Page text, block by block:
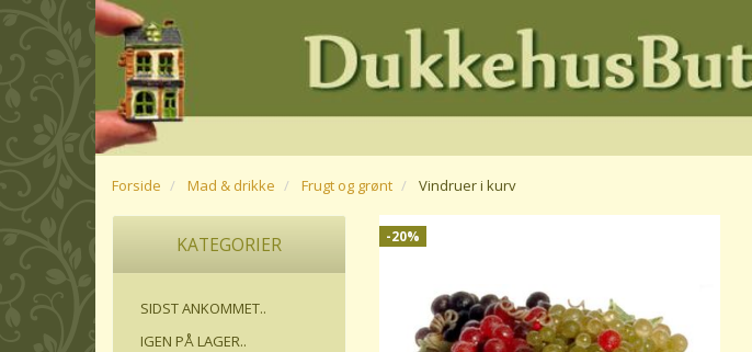
Forside Mad & drikke Frugt og grønt Vindruer i kurv
KATEGORIER
SIDST ANKOMMET..
IGEN PÅ LAGER..
-20%